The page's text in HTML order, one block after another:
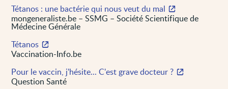
Tétanos : une bactérie qui nous veut du mal
mongeneraliste.be – SSMG – Société Scientifique de
Médecine Générale
Tétanos
Vaccination-Info.be
Pour le vaccin, j'hésite... C'est grave docteur ?
Question Santé